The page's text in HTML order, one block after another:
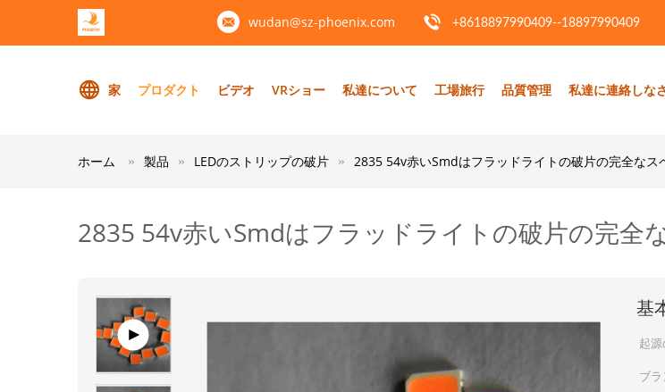
wudan@sz-phoenix.com +8618897990409--18897990409
家 プロダクト ビデオ VRショー 私達について 工場旅行 品質管理 私達に連絡しな
ホーム 製品 LEDのストリップの破片 2835 54v赤いSmdはフラッドライトの破片の完全なス
2835 54v赤いSmdはフラッドライトの破片の完全
基
起
ブ